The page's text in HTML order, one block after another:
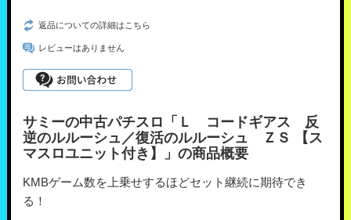
返品についての詳細はこちら
レビューはありません
サミーの中古パチスロ「Ｌ コードギアス 反
逆のルルーシュ／復活のルルーシュ ＺＳ 【ス
マスロユニット付き】」の商品概要
KMBゲーム数を上乗せするほどセット継続に期待でき
る！